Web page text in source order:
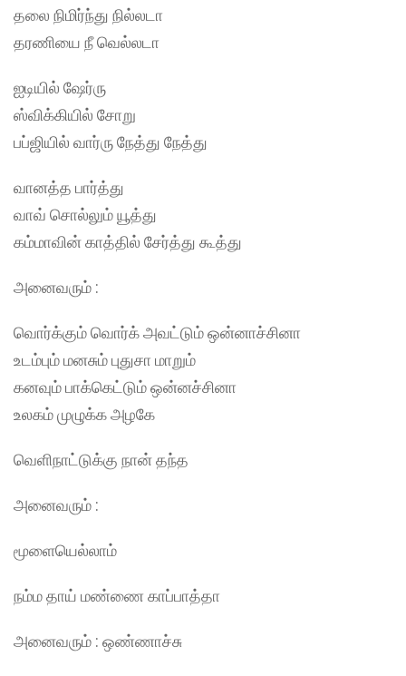
தலை நிமிர்ந்து நில்லடா
தரணியை நீ வெல்லடா
ஐடியில் ஷேர்ரு
ஸ்விக்கியில் சோறு
பப்ஜியில் வார்ரு நேத்து நேத்து
வானத்த பார்த்து
வாவ் சொல்லும் யூத்து
கம்மாவின் காத்தில் சேர்த்து கூத்து
அனைவரும் :
வொர்க்கும் வொர்க் அவட்டும் ஒன்னாச்சினா
உடம்பும் மனசும் புதுசா மாறும்
கனவும் பாக்கெட்டும் ஒன்னச்சினா
உலகம் முழுக்க அழகே
வெளிநாட்டுக்கு நான் தந்த
அனைவரும் :
மூளையெல்லாம்
நம்ம தாய் மண்ணை காப்பாத்தா
அனைவரும் : ஒண்ணாச்சு